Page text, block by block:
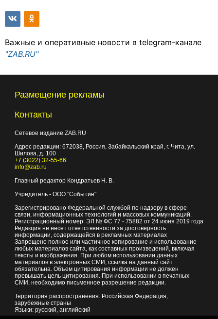
Важные и оперативные новости в telegram-канале
"ZAB.RU"
Размещение рекламы
Контакты
Сетевое издание ZAB.RU
Адрес редакции: 672038, Россия, Забайкальский край, г. Чита, ул.
Шилова, д. 100
+7 (3022) 32-55-66
info@zab.ru
Главный редактор Кондратьев Н. В.
Учредитель - ООО "Событие"
Зарегистрировано Федеральной службой по надзору в сфере
связи, информационных технологий и массовых коммуникаций.
Регистрационный номер: ЭЛ № ФС 77 - 75882 от 24 июня 2019 года
Редакция не несет ответственности за достоверность
информации, содержащейся в рекламных материалах
Запрещено полное или частичное копирование и использование
любых материалов сайта, как составных произведений, включая
тексты и изображения. При любом использовании данных
материалов в электронных СМИ, ссылка на данный сайт
обязательна. Объем цитирования информации не должен
превышать цель цитирования. При использовании в печатных
СМИ, необходимо письменное разрешение редакции.
Территория распространения: Российская Федерация,
зарубежные страны
Языки: русский, английский